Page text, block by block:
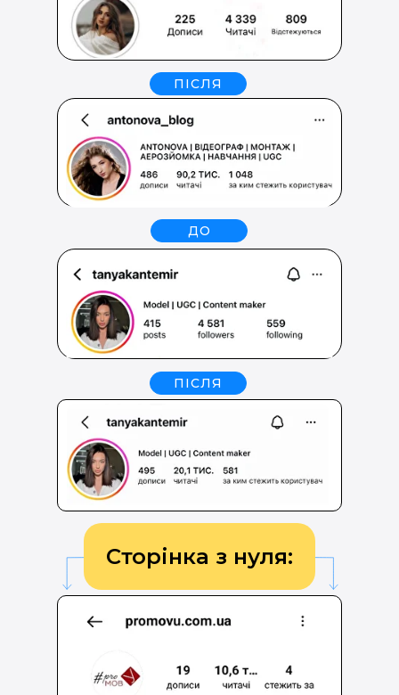
ПІСЛЯ
ДО
ПІСЛЯ
Сторінка з нуля: